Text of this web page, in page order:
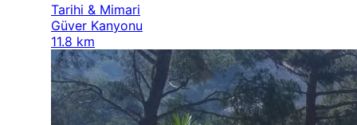
Tarihi & Mimari
Güver Kanyonu
11.8 km